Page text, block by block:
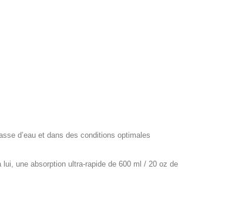
d’eau et dans des conditions optimales
une absorption ultra-rapide de 600 ml / 20 oz de